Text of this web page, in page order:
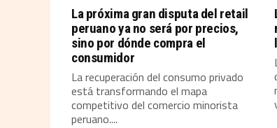
La próxima gran disputa del retail
peruano ya no será por precios,
sino por dónde compra el
consumidor
La recuperación del consumo privado
está transformando el mapa
competitivo del comercio minorista
peruano....